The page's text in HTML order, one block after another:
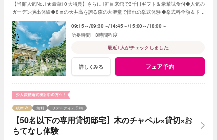
【当館人気No.1★豪華10大特典】さらに1軒目来館で3千円ギフト＆豪華試食付◆人気の
ガーデン演出体験◆8ｍの天井高を誇る森の大聖堂で憧れの挙式体験◆挙式料全額＆ドレ
09:15～ 09:30～ 14:45～ 15:00～ 18:00～
3時間程度
最近1人がチェックしました
詳しくみる フェア予約
【50名以下の専用貸切邸宅】木のチャペル×貸切×お
もてなし体験
残席 無料 リアルタイム予約